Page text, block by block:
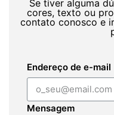
Se tiver alguma
cores, texto ou
contato conosco e
Endereço de e-mail
Mensagem